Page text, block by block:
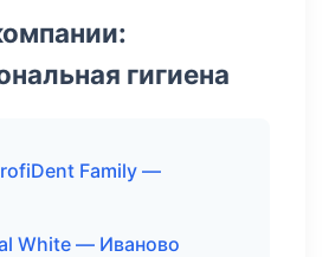
гигиена
Family —
White — Иваново